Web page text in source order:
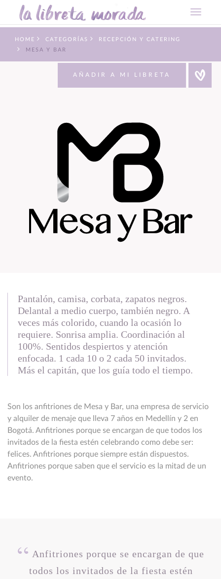
HOME CATEGORÍAS
RECEPCIÓN Y CATERING
MESA Y BAR
AÑADIR A MI LIBRETA
Pantalón, camisa, corbata, zapatos negros.
Delantal a medio cuerpo, también negro. A
veces más colorido, cuando la ocasión lo
requiere. Sonrisa amplia. Coordinación al
100%. Sentidos despiertos y atención
enfocada. 1 cada 10 o 2 cada 50 invitados.
Más el capitán, que los guía todo el tiempo.
Son los anfitriones de Mesa y Bar, una empresa de servicio
y alquiler de menaje que lleva 7 años en Medellín y 2 en
Bogotá. Anfitriones porque se encargan de que todos los
invitados de la fiesta estén celebrando como debe ser:
felices. Anfitriones porque siempre están dispuestos.
Anfitriones porque saben que el servicio es la mitad de un
evento.
Anfitriones porque se encargan de que
todos los invitados de la fiesta estén